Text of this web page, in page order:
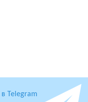
в Telegram